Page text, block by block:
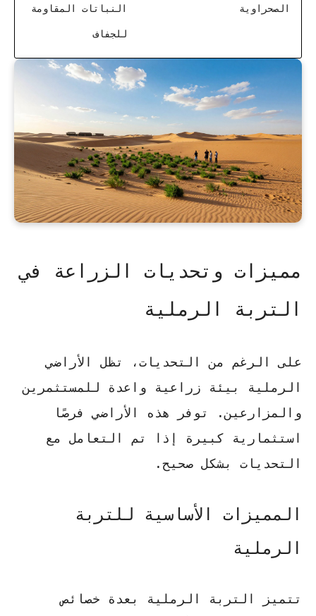
الصحراوية النباتات المقاومة
للجفاف
مميزات وتحديات الزراعة في
التربة الرملية
على الرغم من التحديات، تظل الأراضي
الرملية بيئة زراعية واعدة للمستثمرين
والمزارعين. توفر هذه الأراضي فرصًا
استثمارية كبيرة إذا تم التعامل مع
التحديات بشكل صحيح.
المميزات الأساسية للتربة
الرملية
تتميز التربة الرملية بعدة خصائص